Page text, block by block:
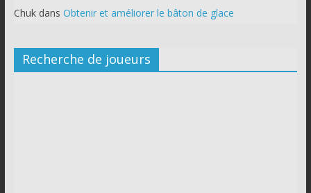
Chukdans Obtenir et améliorer le bâton de glace
Recherche de joueurs